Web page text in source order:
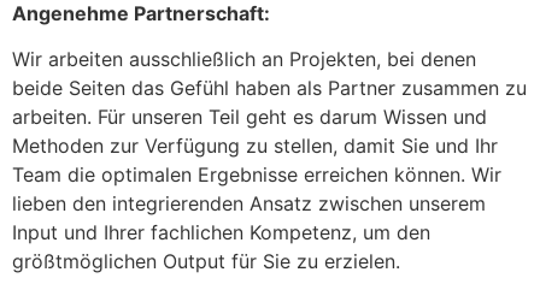
Angenehme Partnerschaft:
Wir arbeiten ausschließlich an Projekten, bei denen
beide Seiten das Gefühl haben als Partner zusammen zu
arbeiten. Für unseren Teil geht es darum Wissen und
Methoden zur Verfügung zu stellen, damit Sie und Ihr
Team die optimalen Ergebnisse erreichen können. Wir
lieben den integrierenden Ansatz zwischen unserem
Input und Ihrer fachlichen Kompetenz, um den
größtmöglichen Output für Sie zu erzielen.